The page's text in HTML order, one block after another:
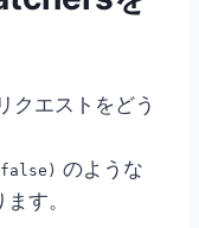
クエストをどう
のような
す。